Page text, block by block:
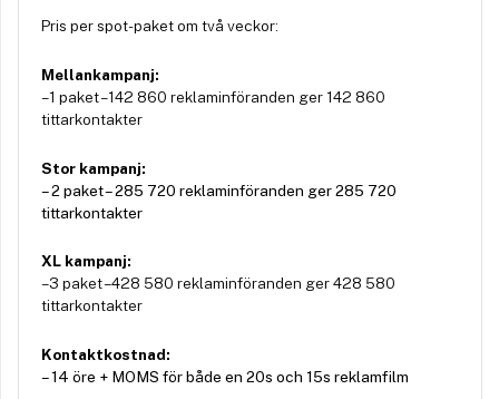
Pris per spot-paket om två veckor:
Mellankampanj:
– 1 paket – 142 860 reklaminföranden ger 142 860
tittarkontakter
Stor kampanj:
– 2 paket – 285 720 reklaminföranden ger 285 720
tittarkontakter
XL kampanj:
– 3 paket – 428 580 reklaminföranden ger 428 580
tittarkontakter
Kontaktkostnad:
– 14 öre + MOMS för både en 20s och 15s reklamfilm